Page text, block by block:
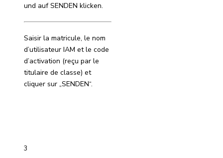
und auf SENDEN klicken.
Saisir la matricule, le nom
d’utilisateur IAM et le code
d’activation (reçu par le
titulaire de classe) et
cliquer sur „SENDEN“.
3